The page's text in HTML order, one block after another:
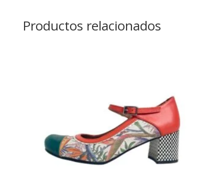
Productos relacionados